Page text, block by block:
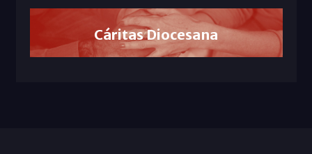
Cáritas Diocesana